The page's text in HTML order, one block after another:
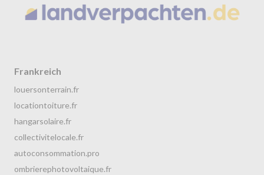
Frankreich
louersonterrain.fr
locationtoiture.fr
hangarsolaire.fr
collectivitelocale.fr
autoconsommation.pro
ombrierephotovoltaique.fr